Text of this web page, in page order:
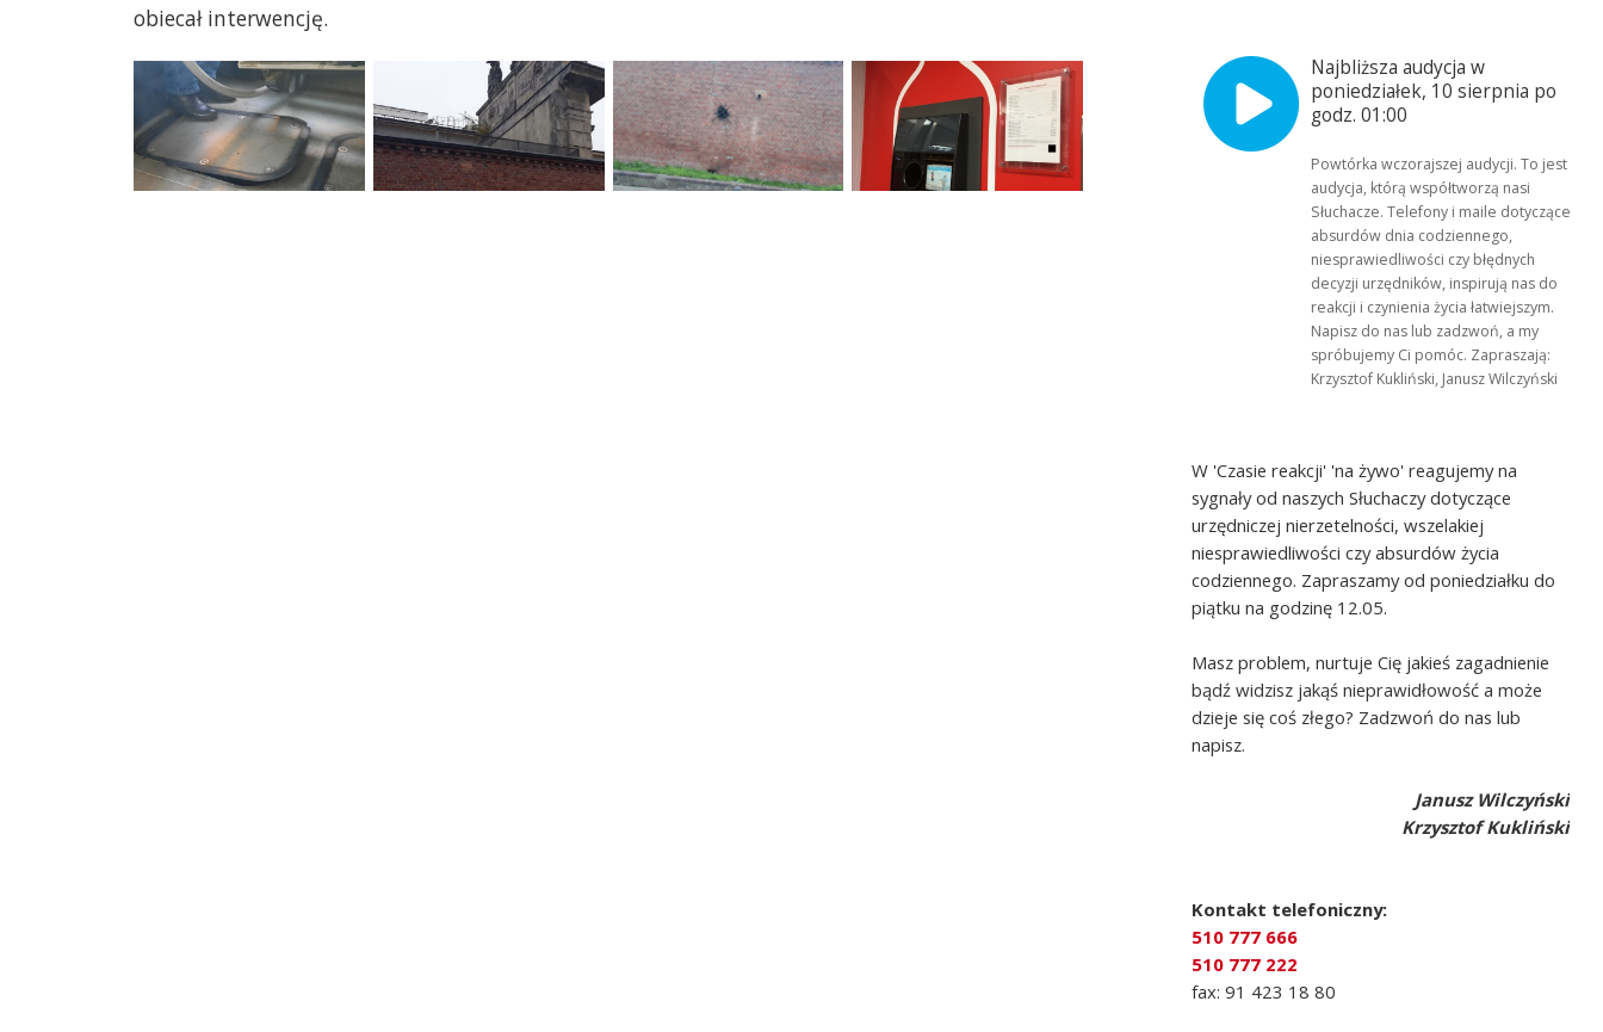
obiecał interwencję.
Najbliższa audycja w
poniedziałek, 10 sierpnia po
godz. 01:00
Powtórka wczorajszej audycji. To jest
audycja, którą współtworzą nasi
Słuchacze. Telefony i maile dotyczące
absurdów dnia codziennego,
niesprawiedliwości czy błędnych
decyzji urzędników, inspirują nas do
reakcji i czynienia życia łatwiejszym.
Napisz do nas lub zadzwoń, a my
spróbujemy Ci pomóc. Zapraszają:
Krzysztof Kukliński, Janusz Wilczyński
W 'Czasie reakcji' 'na żywo' reagujemy na
sygnały od naszych Słuchaczy dotyczące
urzędniczej nierzetelności, wszelakiej
niesprawiedliwości czy absurdów życia
codziennego. Zapraszamy od poniedziałku do
piątku na godzinę 12.05.
Masz problem, nurtuje Cię jakieś zagadnienie
bądź widzisz jakąś nieprawidłowość a może
dzieje się coś złego? Zadzwoń do nas lub
napisz.
Janusz Wilczyński
Krzysztof Kukliński
Kontakt telefoniczny:
510 777 666
510 777 222
fax: 91 423 18 80